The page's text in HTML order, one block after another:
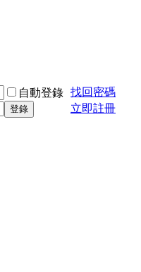
自動登錄 找回密碼
登錄 立即註冊